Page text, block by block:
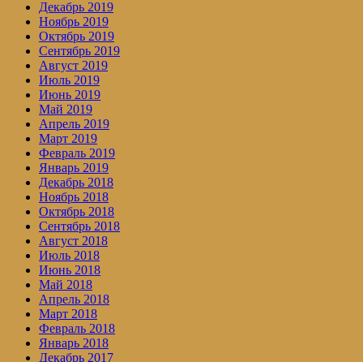
Декабрь 2019
Ноябрь 2019
Октябрь 2019
Сентябрь 2019
Август 2019
Июль 2019
Июнь 2019
Май 2019
Апрель 2019
Март 2019
Февраль 2019
Январь 2019
Декабрь 2018
Ноябрь 2018
Октябрь 2018
Сентябрь 2018
Август 2018
Июль 2018
Июнь 2018
Май 2018
Апрель 2018
Март 2018
Февраль 2018
Январь 2018
Декабрь 2017